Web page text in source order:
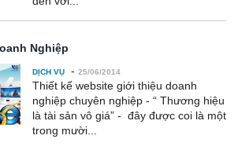
Nghiệp
DỊCH VỤ - 25/06/2014
Thiết kế website giới thiệu doanh
nghiệp chuyên nghiệp - “ Thương hiệu
là tài sản vô giá” - đây được coi là một
trong mười...